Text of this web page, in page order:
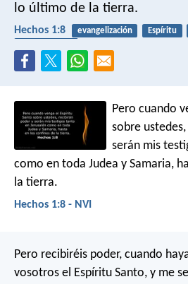
lo último de la tierra.
Hechos 1:8 evangelización Espíritu
Pero cuando
sobre
serán mis
como en toda Judea y Samaria,
la tierra.
Hechos 1:8 - NVI
Pero recibiréis poder, cuando
vosotros el Espíritu Santo, y me